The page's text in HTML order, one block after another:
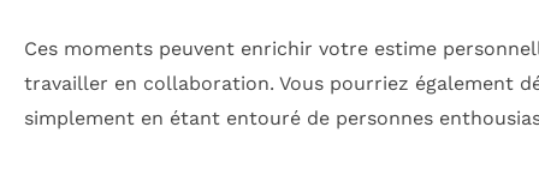
Ces moments peuvent enrichir votre estime
travailler en collaboration. Vous pourriez également
simplement en étant entouré de personnes